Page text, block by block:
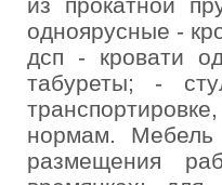
одноярусные -
дсп - кровати
табуреты; -
нормам. Мебель
размещения